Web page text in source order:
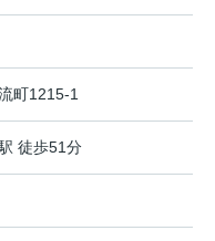
町1215-1
徒歩51分